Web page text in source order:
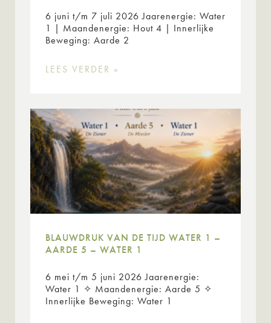
6 juni t/m 7 juli 2026 Jaarenergie: Water
1 | Maandenergie: Hout 4 | Innerlijke
Beweging: Aarde 2
LEES VERDER »
BLAUWDRUK VAN DE TIJD WATER 1 –
AARDE 5 – WATER 1
6 mei t/m 5 juni 2026 Jaarenergie:
Water 1 ✧ Maandenergie: Aarde 5 ✧
Innerlijke Beweging: Water 1